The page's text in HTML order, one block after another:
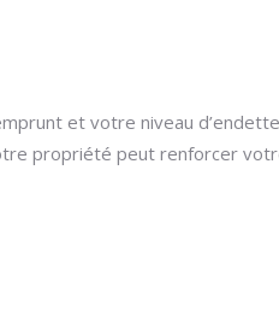
et votre niveau
propriété peut renforcer